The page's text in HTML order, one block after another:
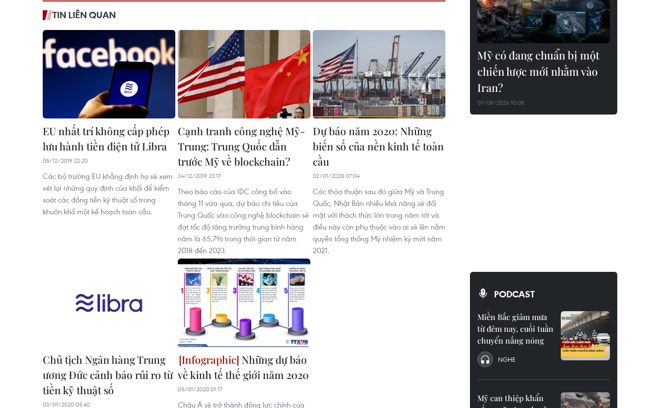
TIN LIÊN QUAN
EU nhất trí không cấp phép
lưu hành tiền điện tử Libra
05/12/2019 22:20
Các bộ trưởng EU khẳng định họ sẽ xem
xét lại những quy định của khối để kiểm
soát các đồng tiền kỹ thuật số trong
khuôn khổ một kế hoạch toàn cầu.
Cạnh tranh công nghệ Mỹ-
Trung: Trung Quốc dẫn
trước Mỹ về blockchain?
24/12/2019 23:17
Theo báo cáo của IDC công bố vào
tháng 11 vừa qua, dự báo chi tiêu của
Trung Quốc vào công nghệ blockchain sẽ
đạt tốc độ tăng trưởng trung bình hàng
năm là 65,7% trong thời gian từ năm
2018 đến 2023.
Dự báo năm 2020: Những
biến số của nền kinh tế toàn
cầu
02/01/2020 07:04
Các thỏa thuận sau đó giữa Mỹ và Trung
Quốc, Nhật Bản nhiều khả năng sẽ đối
mặt với thách thức lớn trong năm tới và
điều này còn phụ thuộc vào ai sẽ lên nắm
quyền tổng thống Mỹ nhiệm kỳ mới năm
2021.
Chủ tịch Ngân hàng Trung
ương Đức cảnh báo rủi ro từ
tiền kỹ thuật số
03/01/2020 05:40
Những dự báo
về kinh tế thế giới năm 2020
05/01/2020 01:17
Châu Á sẽ trở thành động lực chính của
Mỹ có đang chuẩn bị một
chiến lược mới nhằm vào
Iran?
07/08/2026 10:08
PODCAST
Miền Bắc giảm mưa
từ đêm nay, cuối tuần
chuyển nắng nóng
NGHE
Mỹ can thiệp khẩn